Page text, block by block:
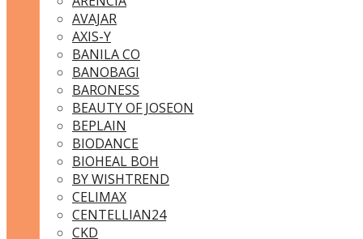
AVAJAR
AXIS-Y
BANILA CO
BANOBAGI
BARONESS
BEAUTY OF JOSEON
BEPLAIN
BIODANCE
BIOHEAL BOH
BY WISHTREND
CELIMAX
CENTELLIAN24
CKD